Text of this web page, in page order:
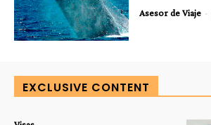
Asesor de Viaje -
EXCLUSIVE CONTENT